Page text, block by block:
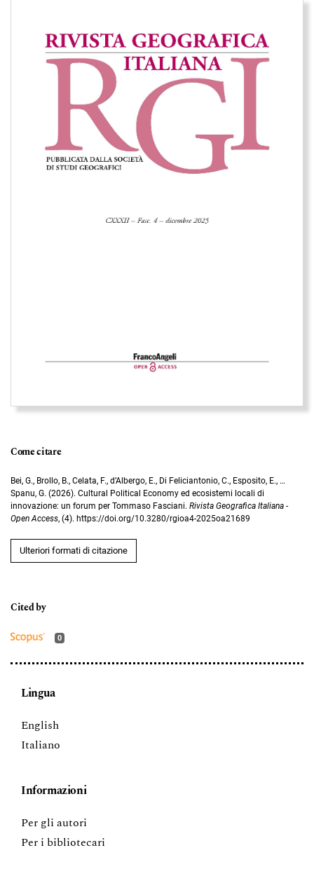
Come citare
Bei, G., Brollo, B., Celata, F., d’Albergo, E., Di Feliciantonio, C., Esposito, E., …
Spanu, G. (2026). Cultural Political Economy ed ecosistemi locali di
innovazione: un forum per Tommaso Fasciani. Rivista Geografica Italiana -
Open Access, (4). https://doi.org/10.3280/rgioa4-2025oa21689
Ulteriori formati di citazione
0
Lingua
English
Italiano
Informazioni
Per gli autori
Per i bibliotecari